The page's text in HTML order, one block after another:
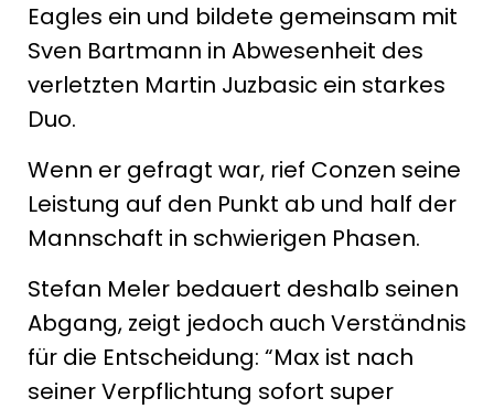
Eagles ein und bildete gemeinsam mit
Sven Bartmann in Abwesenheit des
verletzten Martin Juzbasic ein starkes
Duo.
Wenn er gefragt war, rief Conzen seine
Leistung auf den Punkt ab und half der
Mannschaft in schwierigen Phasen.
Stefan Meler bedauert deshalb seinen
Abgang, zeigt jedoch auch Verständnis
für die Entscheidung: “Max ist nach
seiner Verpflichtung sofort super